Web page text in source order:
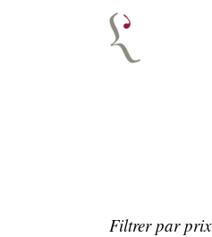
Filtrer par prix